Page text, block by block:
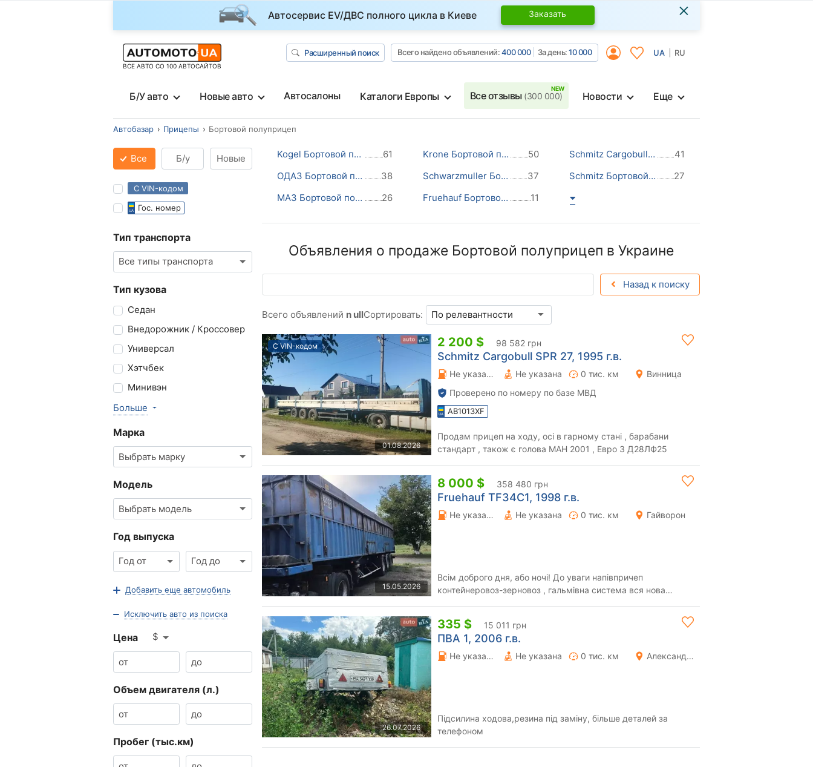
Автосервис EV/ДВС полного цикла в Киеве Заказать ×
ВСЕ АВТО СО 100 АВТОСАЙТОВ
Расширенный поиск Всего найдено объявлений:400 000 За день:10 000 UA RU
Б/У авто Новые авто Автосалоны Каталоги Европы Все отзывы (300 000) Новости Еще
Автобазар Прицепы Бортовой полуприцеп
Все Б/у Новые
С VIN-кодом
Гос. номер
Тип транспорта
Все типы транспорта
Тип кузова
Седан
Внедорожник / Кроссовер
Универсал
Хэтчбек
Минивэн
Больше
Марка
Выбрать марку
Модель
Выбрать модель
Год выпуска
Год от Год до
Добавить еще автомобиль
Исключить авто из поиска
Цена $
Объем двигателя (л.)
Пробег (тыс.км)
Kogel Бортовой полуприцеп 61 Krone Бортовой полуприцеп 50 Schmitz Cargobull Бортовой полуприцеп
41
ОДАЗ Бортовой полуприцеп
38 Schwarzmuller Бортовой полуприцеп 37 Schmitz Бортовой полуприцеп
27
МАЗ Бортовой полуприцеп
26 Fruehauf Бортовой полуприцеп 11
Объявления о продаже Бортовой полуприцеп в Украине
Назад к поиску
Всего объявлений n ullСортировать:
С VIN-кодом
01.08.2026
2 200 $ 98 582 грн
Schmitz Cargobull SPR 27, 1995 г.в.
Не указано 0 л. Не указана 0 тис. км
Винница
Проверено по номеру по базе МВД
AB1013XF
Продам прицеп на ходу, осі в гарному стані , барабани
стандарт , також є голова МАН 2001 , Евро 3 Д28ЛФ25
15.05.2026
8 000 $ 358 480 грн
Fruehauf TF34C1, 1998 г.в.
Не указано 0 л. Не указана 0 тис. км Гайворон
Всім доброго дня, або ночі! До уваги напівпричеп
контейнеровоз-зерновоз , гальмівна система вся нова
26.07.2026
335 $ 15 011 грн
ПВА 1, 2006 г.в.
Не указано 0 л. Не указана 0 тис. км Александрия
Підсилина ходова,резина під заміну, більше деталей за
телефоном